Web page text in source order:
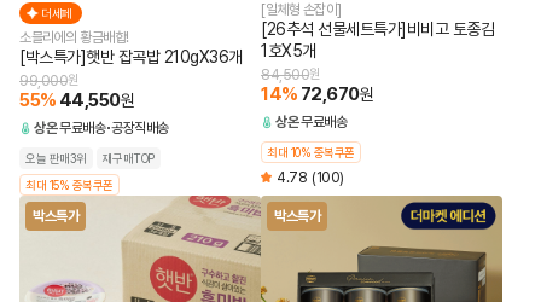
더세페
소믈리에의 황금배합!
[박스특가]햇반 잡곡밥 210gX36개
99,000원
55% 44,550원
상온무료배송 공장직배송
오늘 판매3위
재구매TOP
최대 15% 중복쿠폰
[일체형 손잡이]
[26추석 선물세트특가]비비고 토종김
1호X5개
84,500원
14% 72,670원
상온무료배송
최대 10% 중복쿠폰
4.78 (100)
박스특가 박스특가